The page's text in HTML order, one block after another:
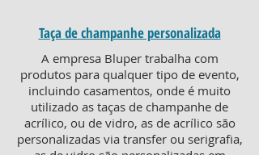
Taça de champanhe personalizada
A empresa Bluper trabalha com
produtos para qualquer tipo de evento,
incluindo casamentos, onde é muito
utilizado as taças de champanhe de
acrílico, ou de vidro, as de acrílico são
personalizadas via transfer ou serigrafia,